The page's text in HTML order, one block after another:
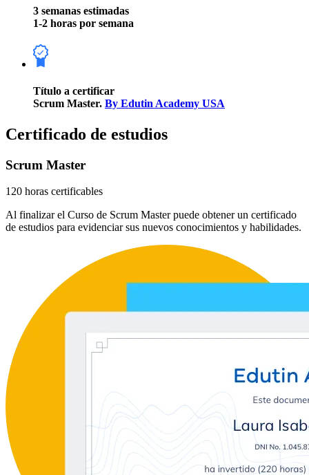
3 semanas estimadas
1-2 horas por semana
Título a certificar
Scrum Master. By Edutin Academy USA
Certificado de estudios
Scrum Master
120 horas certificables
Al finalizar el Curso de Scrum Master puede obtener un certificado
de estudios para evidenciar sus nuevos conocimientos y habilidades.